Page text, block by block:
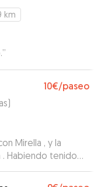
km
”
10€/paseo
)
Mirella , y la
puedo decir
o videos envía